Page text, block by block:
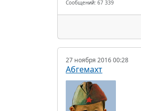
Сообщений: 67 339
27 ноября 2016 00:28
Абгемахт